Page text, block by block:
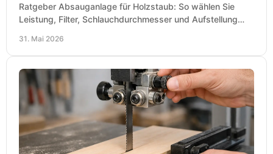
Ratgeber Absauganlage für Holzstaub: So wählen Sie
Leistung, Filter, Schlauchdurchmesser und Aufstellung
31. Mai 2026